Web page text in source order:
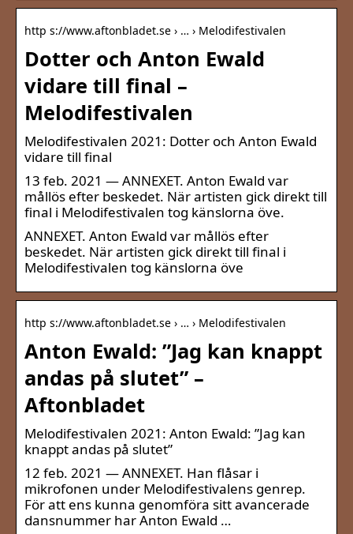
http s://www.aftonbladet.se › … › Melodifestivalen
Dotter och Anton Ewald
vidare till final –
Melodifestivalen
Melodifestivalen 2021: Dotter och Anton Ewald
vidare till final
13 feb. 2021 — ANNEXET. Anton Ewald var
mållös efter beskedet. När artisten gick direkt till
final i Melodifestivalen tog känslorna öve.
ANNEXET. Anton Ewald var mållös efter
beskedet. När artisten gick direkt till final i
Melodifestivalen tog känslorna öve
http s://www.aftonbladet.se › … › Melodifestivalen
Anton Ewald: ”Jag kan knappt
andas på slutet” –
Aftonbladet
Melodifestivalen 2021: Anton Ewald: ”Jag kan
knappt andas på slutet”
12 feb. 2021 — ANNEXET. Han flåsar i
mikrofonen under Melodifestivalens genrep.
För att ens kunna genomföra sitt avancerade
dansnummer har Anton Ewald …